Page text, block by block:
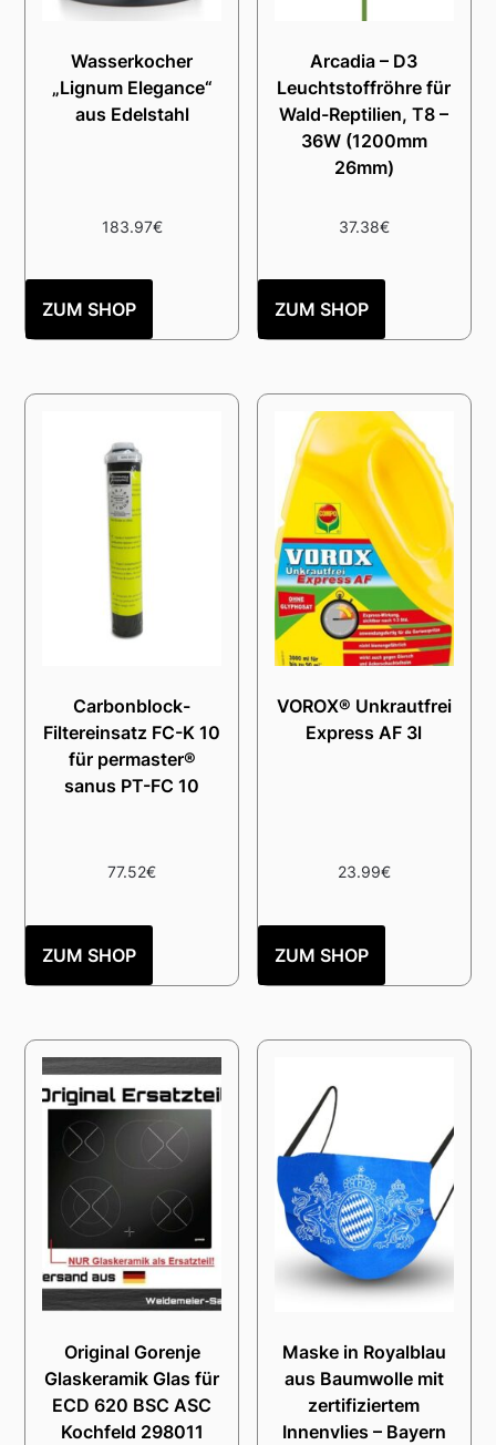
Wasserkocher
„Lignum Elegance“
aus Edelstahl
183.97€
ZUM SHOP
Arcadia – D3
Leuchtstoffröhre für
Wald-Reptilien, T8 –
36W (1200mm
26mm)
37.38€
ZUM SHOP
Carbonblock-
Filtereinsatz FC-K 10
für permaster®
sanus PT-FC 10
77.52€
ZUM SHOP
VOROX® Unkrautfrei
Express AF 3l
23.99€
ZUM SHOP
Original Gorenje
Glaskeramik Glas für
ECD 620 BSC ASC
Kochfeld 298011
Maske in Royalblau
aus Baumwolle mit
zertifiziertem
Innenvlies – Bayern